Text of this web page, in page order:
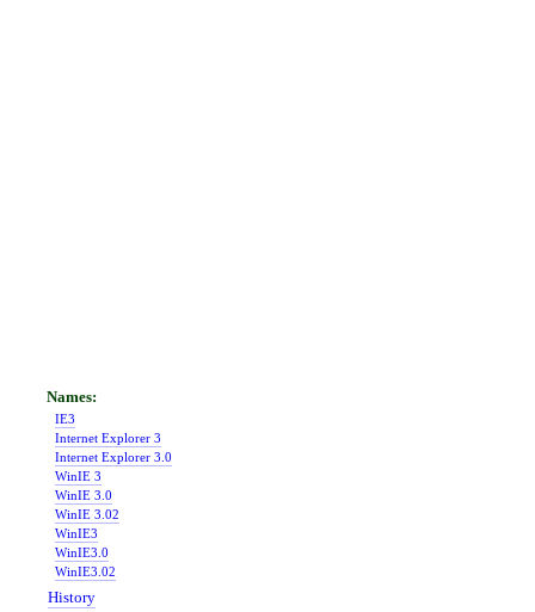
IE3
Internet Explorer 3
Internet Explorer 3.0
WinIE 3
WinIE 3.0
WinIE 3.02
WinIE3
WinIE3.0
WinIE3.02
History